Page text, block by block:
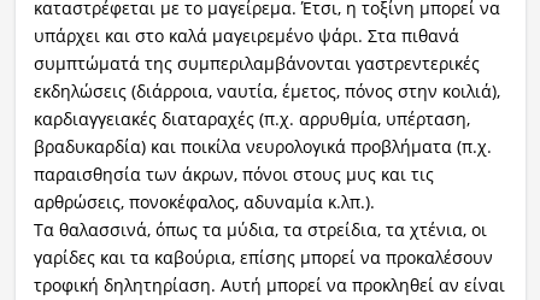
καταστρέφεται με το μαγείρεμα. Έτσι, η τοξίνη μπορεί να
υπάρχει και στο καλά μαγειρεμένο ψάρι. Στα πιθανά
συμπτώματά της συμπεριλαμβάνονται γαστρεντερικές
εκδηλώσεις (διάρροια, ναυτία, έμετος, πόνος στην κοιλιά),
καρδιαγγειακές διαταραχές (π.χ. αρρυθμία, υπέρταση,
βραδυκαρδία) και ποικίλα νευρολογικά προβλήματα (π.χ.
παραισθησία των άκρων, πόνοι στους μυς και τις
αρθρώσεις, πονοκέφαλος, αδυναμία κ.λπ.).
Τα θαλασσινά, όπως τα μύδια, τα στρείδια, τα χτένια, οι
γαρίδες και τα καβούρια, επίσης μπορεί να προκαλέσουν
τροφική δηλητηρίαση. Αυτή μπορεί να προκληθεί αν είναι